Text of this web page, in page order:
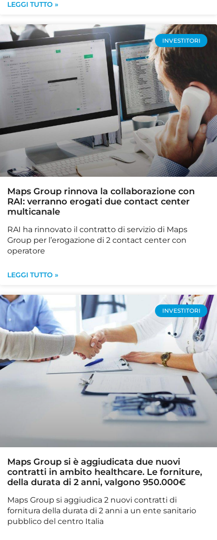
LEGGI TUTTO »
INVESTITORI
Maps Group rinnova la collaborazione con
RAI: verranno erogati due contact center
multicanale
RAI ha rinnovato il contratto di servizio di Maps
Group per l’erogazione di 2 contact center con
operatore
LEGGI TUTTO »
INVESTITORI
Maps Group si è aggiudicata due nuovi
contratti in ambito healthcare. Le forniture,
della durata di 2 anni, valgono 950.000€
Maps Group si aggiudica 2 nuovi contratti di
fornitura della durata di 2 anni a un ente sanitario
pubblico del centro Italia